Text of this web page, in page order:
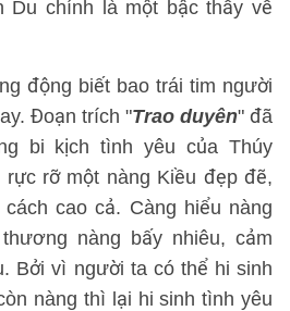
Du chính là một bậc thầy về
động biết bao trái tim người
Đoạn trích "Trao duyên" đã
bi kịch tình yêu của Thúy
rỡ một nàng Kiều đẹp đẽ,
cao cả. Càng hiểu nàng
nàng bấy nhiêu, cảm
Bởi vì người ta có thể hi sinh
nàng thì lại hi sinh tình yêu